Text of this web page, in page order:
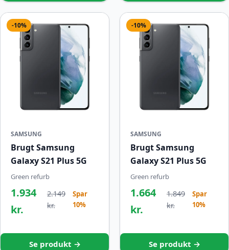
-10%
SAMSUNG
Brugt Samsung
Galaxy S21 Plus 5G
Green refurb
1.934
kr.
2.149
kr.
Spar
10%
Se produkt →
-10%
SAMSUNG
Brugt Samsung
Galaxy S21 Plus 5G
Green refurb
1.664
kr.
1.849
kr.
Spar
10%
Se produkt →